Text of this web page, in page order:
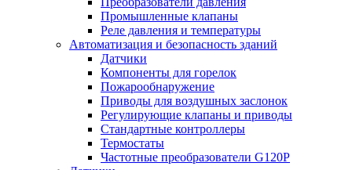
Промышленные клапаны
Реле давления и температуры
Автоматизация и безопасность зданий
Датчики
Компоненты для горелок
Пожарообнаружение
Приводы для воздушных заслонок
Регулирующие клапаны и приводы
Стандартные контроллеры
Термостаты
Частотные преобразователи G120P